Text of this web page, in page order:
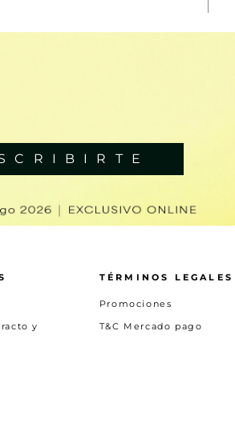
y
TÉRMINOS LEGALES
Promociones
T&C Mercado pago